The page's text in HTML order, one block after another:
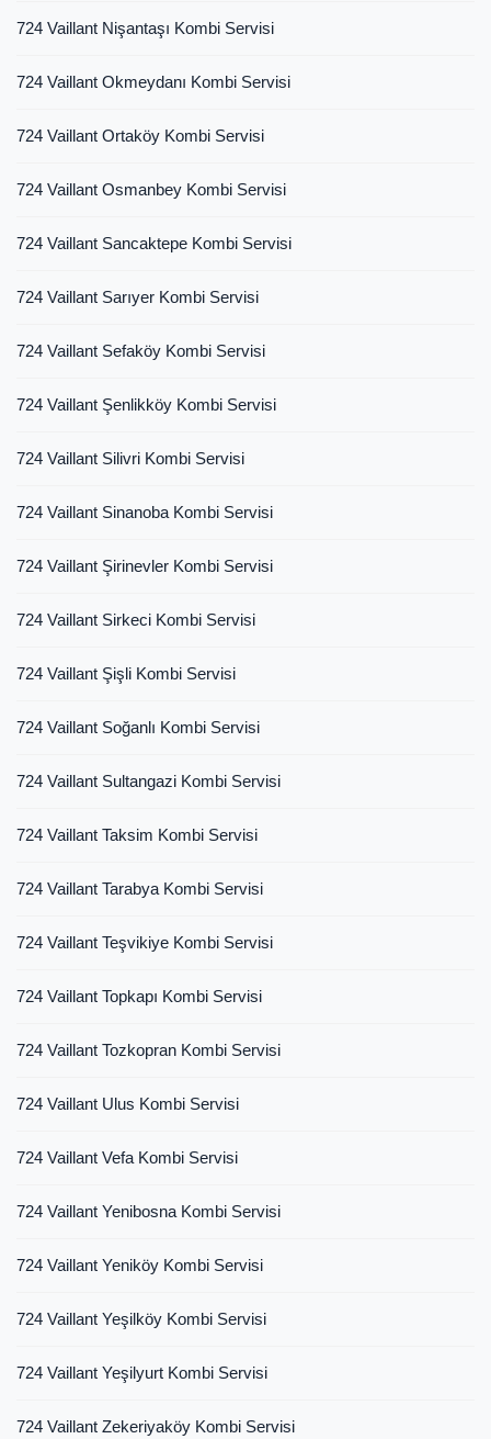
724 Vaillant Nişantaşı Kombi Servisi
724 Vaillant Okmeydanı Kombi Servisi
724 Vaillant Ortaköy Kombi Servisi
724 Vaillant Osmanbey Kombi Servisi
724 Vaillant Sancaktepe Kombi Servisi
724 Vaillant Sarıyer Kombi Servisi
724 Vaillant Sefaköy Kombi Servisi
724 Vaillant Şenlikköy Kombi Servisi
724 Vaillant Silivri Kombi Servisi
724 Vaillant Sinanoba Kombi Servisi
724 Vaillant Şirinevler Kombi Servisi
724 Vaillant Sirkeci Kombi Servisi
724 Vaillant Şişli Kombi Servisi
724 Vaillant Soğanlı Kombi Servisi
724 Vaillant Sultangazi Kombi Servisi
724 Vaillant Taksim Kombi Servisi
724 Vaillant Tarabya Kombi Servisi
724 Vaillant Teşvikiye Kombi Servisi
724 Vaillant Topkapı Kombi Servisi
724 Vaillant Tozkopran Kombi Servisi
724 Vaillant Ulus Kombi Servisi
724 Vaillant Vefa Kombi Servisi
724 Vaillant Yenibosna Kombi Servisi
724 Vaillant Yeniköy Kombi Servisi
724 Vaillant Yeşilköy Kombi Servisi
724 Vaillant Yeşilyurt Kombi Servisi
724 Vaillant Zekeriyaköy Kombi Servisi